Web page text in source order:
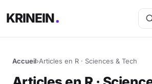
KRINEIN
Accueil›Articles en R · Sciences & Tech